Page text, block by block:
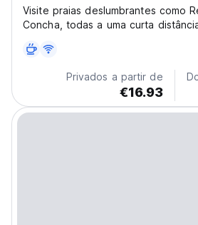
Visite praias deslumbrantes como
Concha, todas a uma curta
Privados a partir de
€16.93